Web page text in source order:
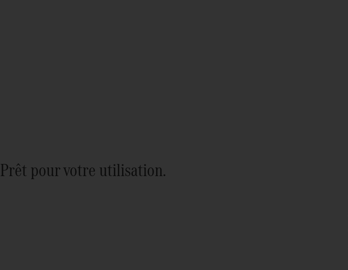
Prêt pour votre utilisation.